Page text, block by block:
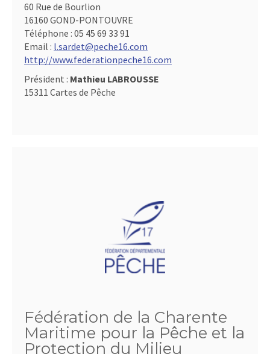
60 Rue de Bourlion
16160 GOND-PONTOUVRE
Téléphone : 05 45 69 33 91
Email : l.sardet@peche16.com
http://www.federationpeche16.com
Président : Mathieu LABROUSSE
15311 Cartes de Pêche
Fédération de la Charente
Maritime pour la Pêche et la
Protection du Milieu